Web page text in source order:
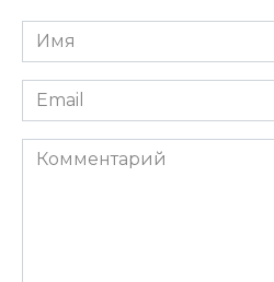
Имя
*
Email
*
Комментарий